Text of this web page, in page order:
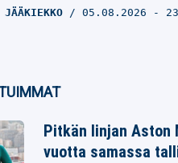
JÄÄKIEKKO 05.08.2026 -
Pitkän linjan Aston
vuotta samassa